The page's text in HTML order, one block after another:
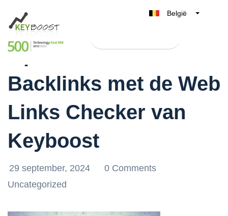
België
Nederland
Deutschland
UK
España
Optimaliseer Jouw
Backlinks met de Web
Links Checker van
Keyboost
29 september, 2024
0 Comments
Uncategorized